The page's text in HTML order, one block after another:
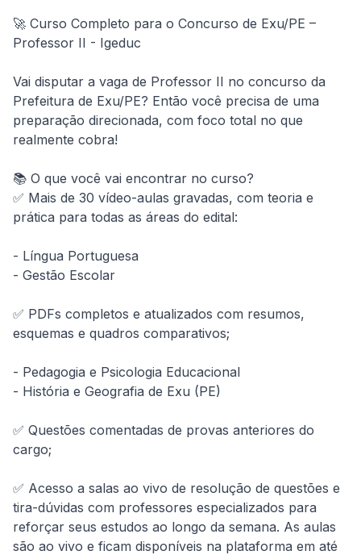
🚀 Curso Completo para o Concurso de Exu/PE –
Professor II - Igeduc
Vai disputar a vaga de Professor II no concurso da
Prefeitura de Exu/PE? Então você precisa de uma
preparação direcionada, com foco total no que
realmente cobra!
📚 O que você vai encontrar no curso?
✅ Mais de 30 vídeo-aulas gravadas, com teoria e
prática para todas as áreas do edital:
- Língua Portuguesa
- Gestão Escolar
✅ PDFs completos e atualizados com resumos,
esquemas e quadros comparativos;
- Pedagogia e Psicologia Educacional
- História e Geografia de Exu (PE)
✅ Questões comentadas de provas anteriores do
cargo;
✅ Acesso a salas ao vivo de resolução de questões e
tira-dúvidas com professores especializados para
reforçar seus estudos ao longo da semana. As aulas
são ao vivo e ficam disponíveis na plataforma em até